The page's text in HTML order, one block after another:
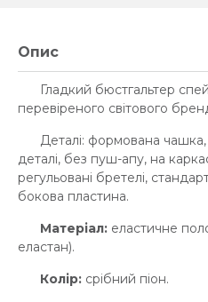
Опис
Гладкий бюстгальтер
перевіреного світового
Деталі: формована
деталі, без пуш-апу, на
регульовані бретелі,
бокова пластина.
Матеріал: еластичне
еластан).
Колір: срібний піон.